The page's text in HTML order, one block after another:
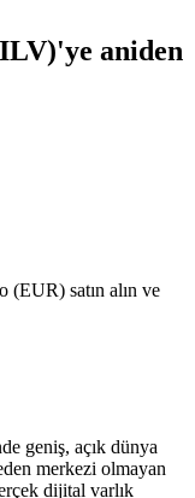
aniden
satın alın ve
geniş, açık dünya
merkezi olmayan
dijital varlık